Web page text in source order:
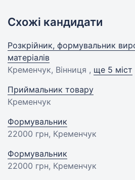
Схожі кандидати
Розкрійник, формувальник
матеріалів
Кременчук, Вінниця , ще 5 міст
Приймальник товару
Кременчук
Формувальник
22000 грн, Кременчук
Формувальник
22000 грн, Кременчук